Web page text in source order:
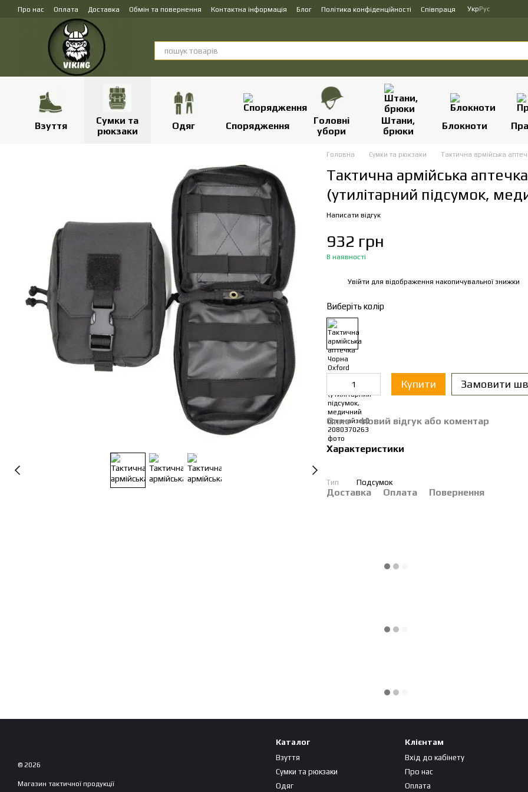
Перейти до основного контенту
Про нас Оплата Доставка Обмін та повернення Контактна інформація Блог Політика конфіденційності Співпраця УкрРус
Взуття
Сумки та
рюкзаки
Одяг Спорядження
Головні
убори
Штани,
брюки
Блокноти
Головна Сумки та рюкзаки Тактична армійська
Тактична армійська
(утилітарний підсумок,
Написати відгук
932 грн
В наявності
Увійти для відображення накопичувальної знижки
Виберіть колір
Купити Замовити
Опис Новий відгук або коментар
Характеристики
Тип Подсумок
Доставка Оплата Повернення
© 2026
Магазин тактичної продукції
Каталог
Взуття
Сумки та рюкзаки
Одяг
Клієнтам
Вхід до кабінету
Про нас
Оплата